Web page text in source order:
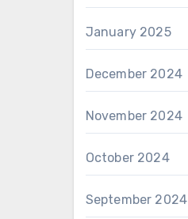
January 2025
December 2024
November 2024
October 2024
September 2024